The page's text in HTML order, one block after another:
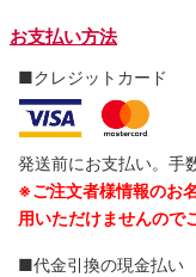
お支払い方法
■クレジットカード
発送前にお支払い。手
※ご注文者様情報のお
用いただけませんので
■代金引換の現金払い